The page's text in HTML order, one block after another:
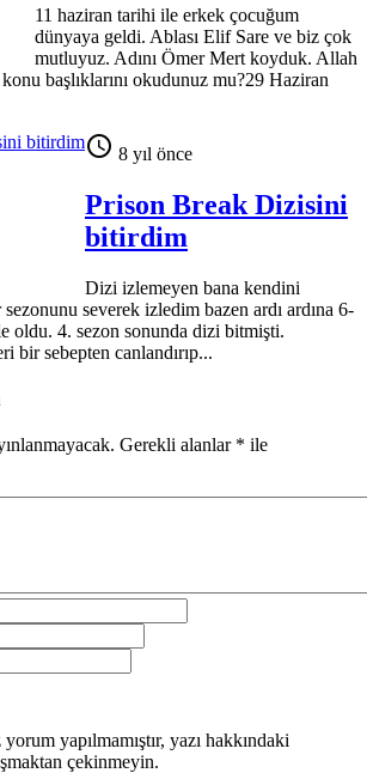
11 haziran tarihi ile erkek çocuğum
dünyaya geldi. Ablası Elif Sare ve biz çok
mutluyuz. Adını Ömer Mert koyduk. Allah
konu başlıklarını okudunuz mu?29 Haziran
 8 yıl önce
Prison Break Dizisini
bitirdim
Dizi izlemeyen bana kendini
severek izledim bazen ardı ardına 6-
oldu. 4. sezon sonunda dizi bitmişti.
bir sebepten canlandırıp...
Gerekli alanlar * ile
yapılmamıştır, yazı hakkındaki
çekinmeyin.